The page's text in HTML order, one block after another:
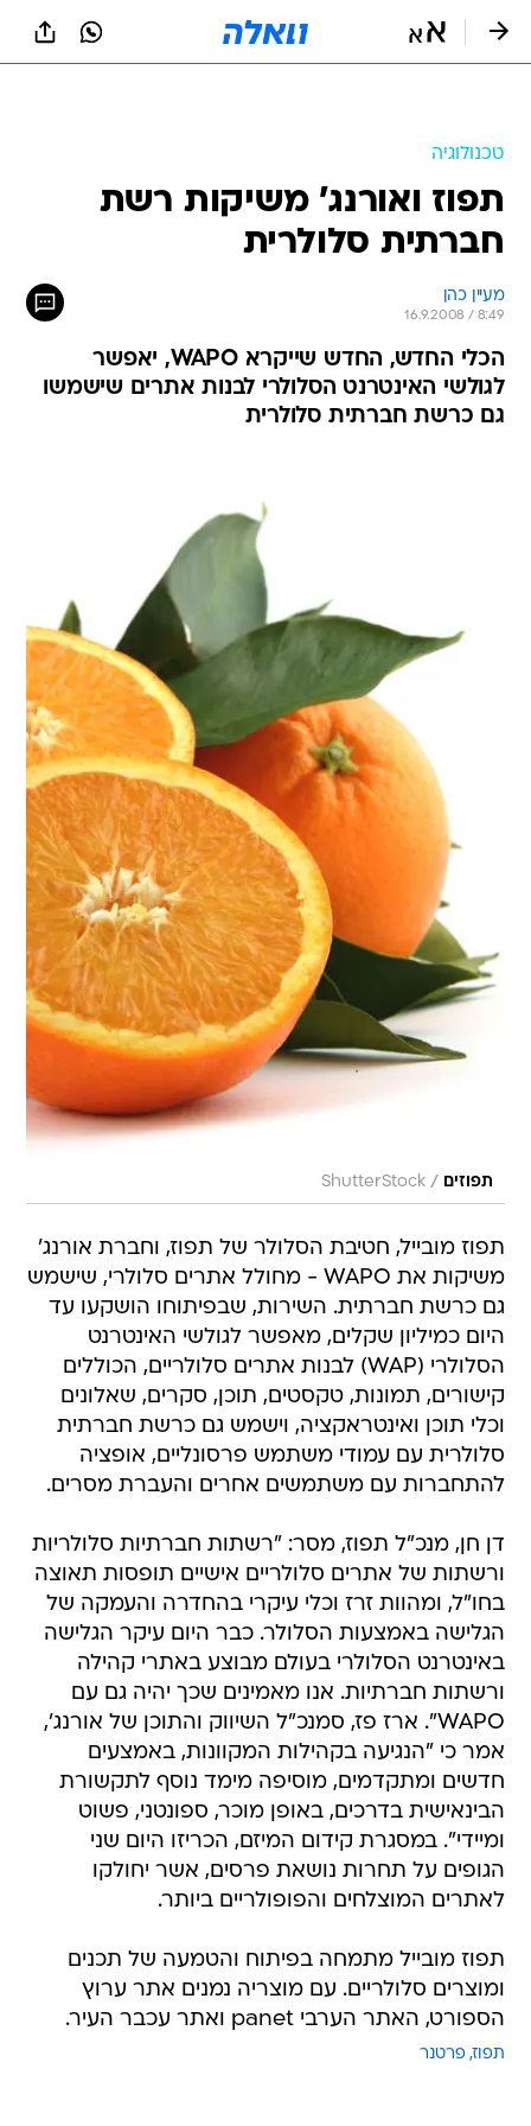
טכנולוגיה
תפוז ואורנג' משיקות רשת
חברתית סלולרית
מעיין כהן
16.9.2008 / 8:49
הכלי החדש, החדש שייקרא WAPO, יאפשר
לגולשי האינטרנט הסלולרי לבנות אתרים שישמשו
גם כרשת חברתית סלולרית
תפוזים /
ShutterStock
תפוז מובייל, חטיבת הסלולר של תפוז, וחברת אורנג'
משיקות את WAPO - מחולל אתרים סלולרי, שישמש
גם כרשת חברתית. השירות, שבפיתוחו הושקעו עד
היום כמיליון שקלים, מאפשר לגולשי האינטרנט
הסלולרי (WAP) לבנות אתרים סלולריים, הכוללים
קישורים, תמונות, טקסטים, תוכן, סקרים, שאלונים
וכלי תוכן ואינטראקציה, וישמש גם כרשת חברתית
סלולרית עם עמודי משתמש פרסונליים, אופציה
להתחברות עם משתמשים אחרים והעברת מסרים.
דן חן, מנכ"ל תפוז, מסר: "רשתות חברתיות סלולריות
ורשתות של אתרים סלולריים אישיים תופסות תאוצה
בחו"ל, ומהוות זרז וכלי עיקרי בהחדרה והעמקה של
הגלישה באמצעות הסלולר. כבר היום עיקר הגלישה
באינטרנט הסלולרי בעולם מבוצע באתרי קהילה
ורשתות חברתיות. אנו מאמינים שכך יהיה גם עם
WAPO". ארז פז, סמנכ"ל השיווק והתוכן של אורנג',
אמר כי "הנגיעה בקהילות המקוונות, באמצעים
חדשים ומתקדמים, מוסיפה מימד נוסף לתקשורת
הבינאישית בדרכים, באופן מוכר, ספונטני, פשוט
ומיידי". במסגרת קידום המיזם, הכריזו היום שני
הגופים על תחרות נושאת פרסים, אשר יחולקו
לאתרים המוצלחים והפופולריים ביותר.
תפוז מובייל מתמחה בפיתוח והטמעה של תכנים
ומוצרים סלולריים. עם מוצריה נמנים אתר ערוץ
הספורט, האתר הערבי panet ואתר עכבר העיר.
תפוז פרטנר